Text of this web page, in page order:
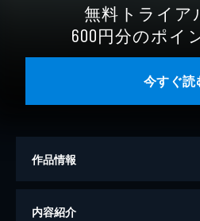
無料トライア
600円分のポイ
今すぐ読
作品情報
著者
内容紹介